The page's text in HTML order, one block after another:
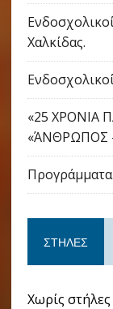
Χαλκίδας.
«25 ΧΡΟΝΙΑ
«ΆΝΘΡΩΠΟΣ
ΣΤΉΛΕΣ
Χωρίς στήλες